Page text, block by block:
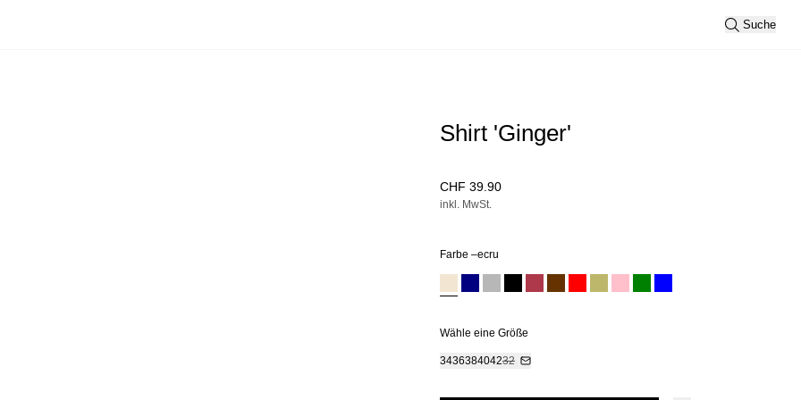
Suche
Shirt 'Ginger'
CHF 39.90
inkl. MwSt.
Farbe –ecru
Wähle eine Größe
343638404232